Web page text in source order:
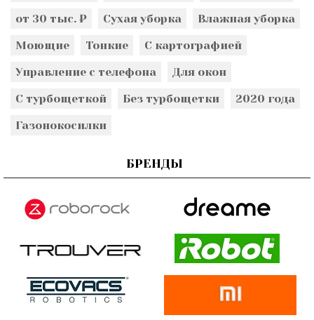
от 30 тыс. ₽
Сухая уборка
Влажная уборка
Моющие
Тонкие
С картографией
Управление с телефона
Для окон
С турбощеткой
Без турбощетки
2020 года
Газонокосилки
БРЕНДЫ